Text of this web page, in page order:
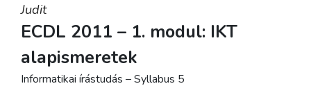
Judit
ECDL 2011 – 1. modul: IKT
alapismeretek
Informatikai írástudás – Syllabus 5